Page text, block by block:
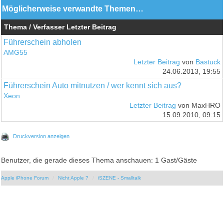
Möglicherweise verwandte Themen…
Thema / Verfasser Letzter Beitrag
Führerschein abholen
AMG55
Letzter Beitrag von Bastuck
24.06.2013, 19:55
Führerschein Auto mitnutzen / wer kennt sich aus?
Xeon
Letzter Beitrag von MaxHRO
15.09.2010, 09:15
Druckversion anzeigen
Benutzer, die gerade dieses Thema anschauen: 1 Gast/Gäste
Apple iPhone Forum Nicht Apple ? iSZENE - Smalltalk